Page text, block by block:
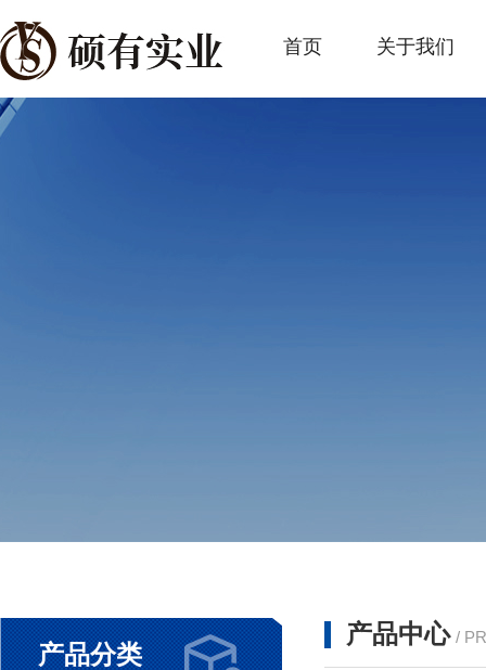
首页 关于我们
产品分类
产品中心 /